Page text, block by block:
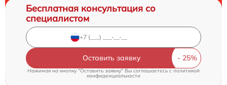
Бесплатная консультация со
специалистом
Оставить заявку
Нажимая на кнопку "Оставить заявку" Вы соглашаетесь cполитикой
конфиденциальности